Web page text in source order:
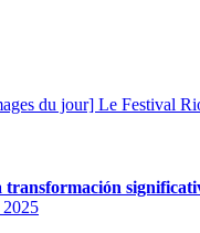
du jour] Le Festival
transformación